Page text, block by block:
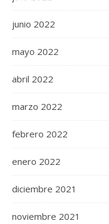
junio 2022
mayo 2022
abril 2022
marzo 2022
febrero 2022
enero 2022
diciembre 2021
noviembre 2021